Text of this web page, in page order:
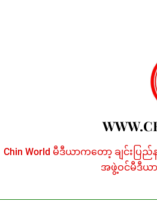
Chin World မီဒီယာကတော့ ချင်းပ
အဖွဲ့ဝင်မီဒီယ